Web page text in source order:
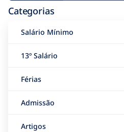
Categorias
Salário Mínimo
13º Salário
Férias
Admissão
Artigos